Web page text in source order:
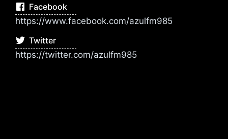
Facebook
https://www.facebook.com/azulfm985
Twitter
https://twitter.com/azulfm985